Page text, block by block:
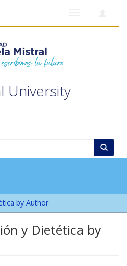
University
by Author
y Dietética by